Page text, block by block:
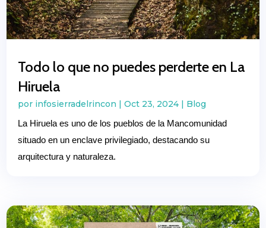
Todo lo que no puedes perderte en La
Hiruela
por infosierradelrincon |Oct 23, 2024 | Blog
La Hiruela es uno de los pueblos de la Mancomunidad
situado en un enclave privilegiado, destacando su
arquitectura y naturaleza.